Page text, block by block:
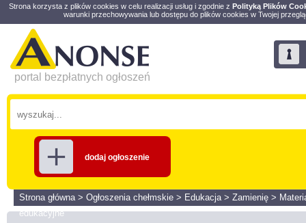
Strona korzysta z plików cookies w celu realizacji usług i zgodnie z Polityką Plików
warunki przechowywania lub dostępu do plików cookies w Twojej
portal bezpłatnych ogłoszeń
dodaj ogłoszenie
Strona główna> Ogłoszenia chełmskie > Edukacja> Zamienię >
edukacyjne